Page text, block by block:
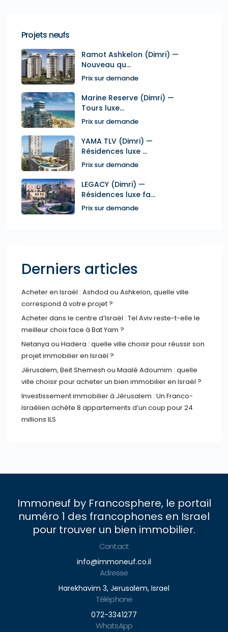
Projets neufs
Ramot Ashkelon (Dimri) —
Nouveau qu...
Prix sur demande
Marine Reserve (Dimri) —
Tours luxe...
Prix sur demande
YAMA TLV (Dimri) —
Résidences luxe ...
Prix sur demande
LEGACY (Dimri) —
Résidences luxe fa...
Prix sur demande
Derniers articles
Acheter en Israël : Ashdod ou Ashkelon, quelle ville
correspond à votre projet ?
Acheter dans le centre d’Israël : Tel Aviv reste-t-elle le
meilleur choix face à Bat Yam ?
Netanya ou Hadera : quelle ville choisir pour réussir son
projet immobilier en Israël ?
Jérusalem, Beit Shemesh ou Maalé Adoumim : quelle
ville choisir pour acheter un bien immobilier en Israël ?
Investissement immobilier à Jérusalem : Un Franco-
Israélien achète 8 appartements d’un coup pour 24
millions ILS
Immoneuf by Francosphere, le portail
numéro 1 des francophones en Israel
pour trouver un bien immobilier.
Contact
info@immoneuf.co.il
Adresse
Harekhavim 3, Jerusalem, Israel
Téléphone
072-3341277
WhatsApp